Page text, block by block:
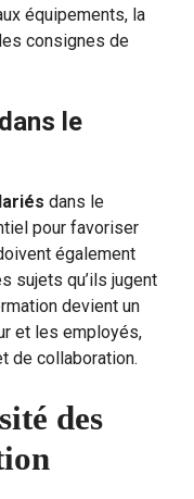
équipements, la
consignes de
le
dans le
pour favoriser
également
sujets qu’ils jugent
devient un
et les employés,
de collaboration.
des